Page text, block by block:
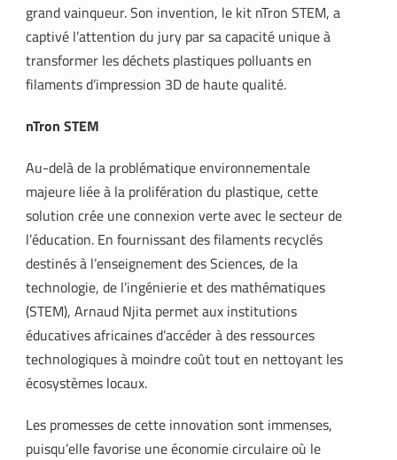
grand vainqueur. Son invention, le kit nTron STEM, a
captivé l’attention du jury par sa capacité unique à
transformer les déchets plastiques polluants en
filaments d’impression 3D de haute qualité.
nTron STEM
Au-delà de la problématique environnementale
majeure liée à la prolifération du plastique, cette
solution crée une connexion verte avec le secteur de
l’éducation. En fournissant des filaments recyclés
destinés à l’enseignement des Sciences, de la
technologie, de l’ingénierie et des mathématiques
(STEM), Arnaud Njita permet aux institutions
éducatives africaines d’accéder à des ressources
technologiques à moindre coût tout en nettoyant les
écosystèmes locaux.
Les promesses de cette innovation sont immenses,
puisqu’elle favorise une économie circulaire où le